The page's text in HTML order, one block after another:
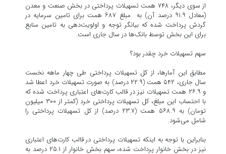
از سوی دیگر، ۷۴۸ همت تسهیلات پرداختی در بخش صنعت و معدن
(معادل ۹۱.۹ درصد آن) به مبلغ ۶۸۷ همت برای تامین سرمایه در
گردش پرداخت شده که بیانگر توجه و اولویت‌دهی به تامین منابع
برای این بخش توسط بانک‌ها در سال جاری است.
سهم تسهیلات خرد چقدر بود؟
مطابق این آمارها، از کل تسهیلات پرداختی طی چهار ماهه نخست
سال جاری، ۵۴۲ همت (۲۲.۹ درصد) به صورت تسهیلات خرد اعطا شد
و ۲۶.۹ همت تسهیلات نیز در قالب کارت‌های اعتباری پرداخت شده که
با احتساب این مبلغ، کل تسهیلات پرداختی خرد (کمتر از ۳۰۰ میلیون
تومان) به ۵۶۸.۹ همت (۲۳.۷ درصد) از کل تسهیلات پرداختی را
شامل می‌شود.
بنابراین با توجه به اینکه تسهیلات پرداختی در قالب کارت‌های اعتباری
نیز در بخش خانوار پرداخت شده، سهم بخش خانوار از ۲۵.۱ درصد به